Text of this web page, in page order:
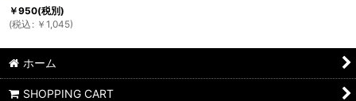
￥950(税別)
(税込 : ￥ 1,045)
ホーム
SHOPPING CART